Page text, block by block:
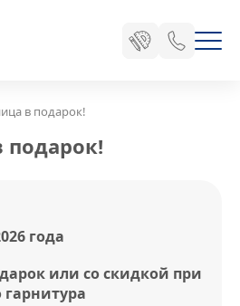
в подарок!
года
или со скидкой при
гарнитура